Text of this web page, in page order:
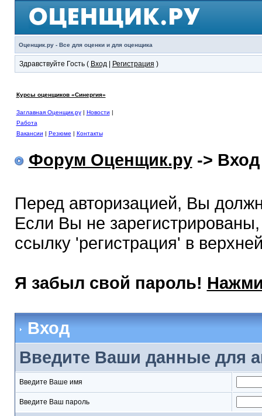
Оценщик.ру - Все для оценки и для оценщика
Здравствуйте Гость ( Вход| Регистрация )
Курсы оценщиков «Синергия»
Заглавная Оценщик.ру| Новости |
Работа
Вакансии | Резюме | Контакты
Форум Оценщик.ру-> Вход
Перед авторизацией, Вы
Если Вы не
ссылку 'регистрация' в
Я забыл свой пароль!
Вход
Введите Ваши данные для
Введите Ваше имя
Введите Ваш пароль